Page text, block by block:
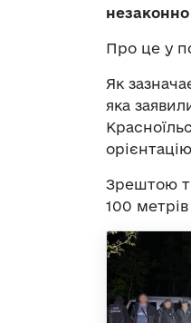
Про це у
Як
яка
орієнтацію.
Зрештою
100